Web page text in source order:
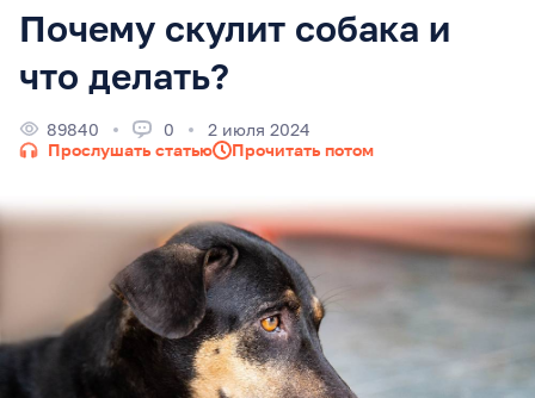
Почему скулит собака и
что делать?
89840 0
2 июля 2024
Прослушать статью
Прочитать потом